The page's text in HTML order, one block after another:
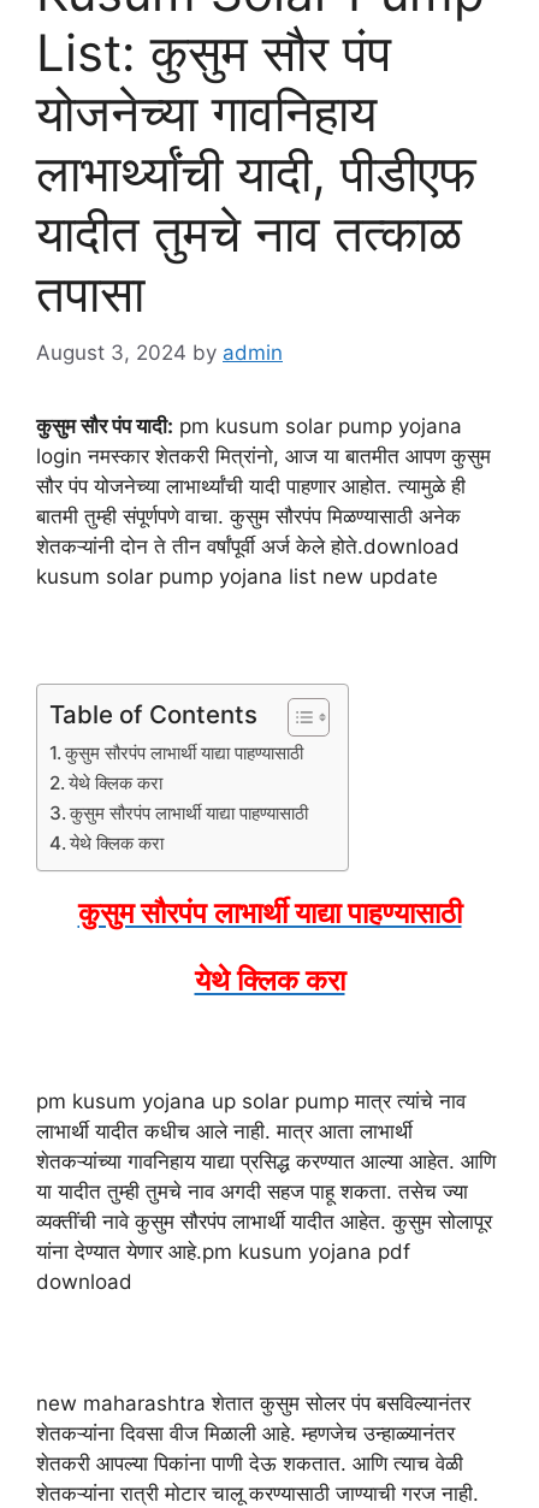
List: कुसुम सौर पंप
योजनेच्या गावनिहाय
लाभार्थ्यांची यादी, पीडीएफ
यादीत तुमचे नाव तत्काळ
तपासा
August 3, 2024 by admin
कुसुम सौर पंप यादी: pm kusum solar pump yojana
login नमस्कार शेतकरी मित्रांनो, आज या बातमीत आपण कुसुम
सौर पंप योजनेच्या लाभार्थ्यांची यादी पाहणार आहोत. त्यामुळे ही
बातमी तुम्ही संपूर्णपणे वाचा. कुसुम सौरपंप मिळण्यासाठी अनेक
शेतकऱ्यांनी दोन ते तीन वर्षांपूर्वी अर्ज केले होते.download
kusum solar pump yojana list new update
Table of Contents
कुसुम सौरपंप लाभार्थी याद्या पाहण्यासाठी
येथे क्लिक करा
कुसुम सौरपंप लाभार्थी याद्या पाहण्यासाठी
येथे क्लिक करा
कुसुम सौरपंप लाभार्थी याद्या पाहण्यासाठी
येथे क्लिक करा
pm kusum yojana up solar pump मात्र त्यांचे नाव
लाभार्थी यादीत कधीच आले नाही. मात्र आता लाभार्थी
शेतकऱ्यांच्या गावनिहाय याद्या प्रसिद्ध करण्यात आल्या आहेत. आणि
या यादीत तुम्ही तुमचे नाव अगदी सहज पाहू शकता. तसेच ज्या
व्यक्तींची नावे कुसुम सौरपंप लाभार्थी यादीत आहेत. कुसुम सोलापूर
यांना देण्यात येणार आहे.pm kusum yojana pdf
download
new maharashtra शेतात कुसुम सोलर पंप बसविल्यानंतर
शेतकऱ्यांना दिवसा वीज मिळाली आहे. म्हणजेच उन्हाळ्यानंतर
शेतकरी आपल्या पिकांना पाणी देऊ शकतात. आणि त्याच वेळी
शेतकऱ्यांना रात्री मोटार चालू करण्यासाठी जाण्याची गरज नाही.